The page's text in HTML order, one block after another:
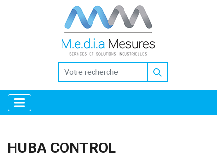
https://www.inkitt.com/SanfordShah
https://www.intensedebate.com/people/SanfordShah
Collectors Trust the Selection at Replica Factory
replica watches replicafactory official Horology for
Everyone: Breaking Down the Best Replica Watches
https://www.openlearning.com/u/sanfordshah-tbgzkf/
Replica Factory: Bridging the Gap in Luxury Horology
Replica Watches from Replica Factory are the Ultimate Style
Luxury Gifting With replica watches
HUBA CONTROL